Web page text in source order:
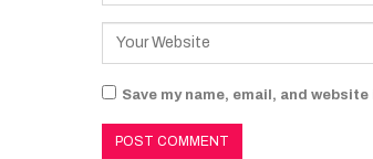
Save my name, email, and